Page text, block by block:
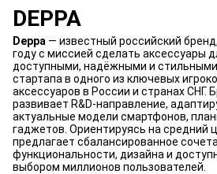
DEPPA
Deppa — известный российский
году с миссией сделать аксессуары
доступными, надёжными и
стартапа в одного из ключевых
аксессуаров в России и странах СНГ.
развивает R&D-направление,
актуальные модели смартфонов,
гаджетов. Ориентируясь на средний
предлагает сбалансированное
функциональности, дизайна и
выбором миллионов пользователей.